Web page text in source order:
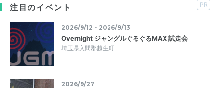
注目のイベント PR
2026/9/12・2026/9/13
Overnight ジャングルぐるぐるMAX 試走会
埼玉県入間郡越生町
2026/9/27